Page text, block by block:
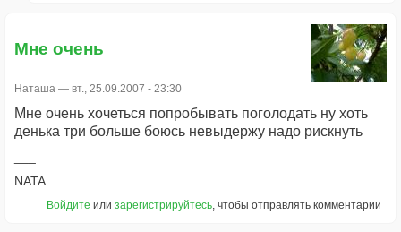
Мне очень
Наташа — вт., 25.09.2007 - 23:30
Мне очень хочеться попробывать поголодать ну хоть
денька три больше боюсь невыдержу надо рискнуть
NATA
Войдите или зарегистрируйтесь , чтобы отправлять комментарии